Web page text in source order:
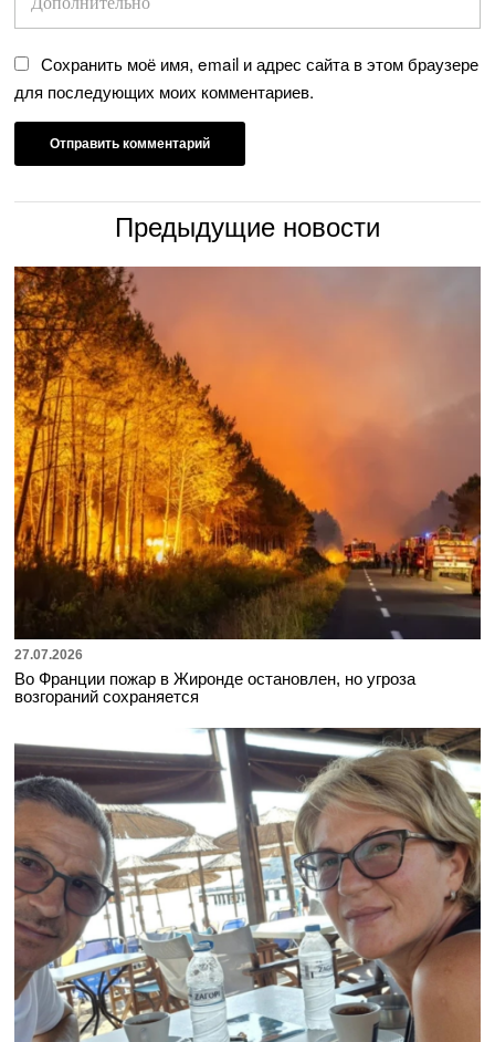
Сохранить моё имя, email и адрес сайта в этом браузере
для последующих моих комментариев.
Предыдущие новости
27.07.2026
Во Франции пожар в Жиронде остановлен, но угроза
возгораний сохраняется